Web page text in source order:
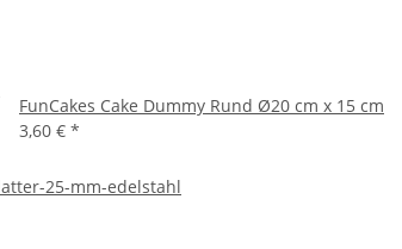
FunCakes Cake Dummy Rund Ø20 cm x 15 cm
3,60 € *